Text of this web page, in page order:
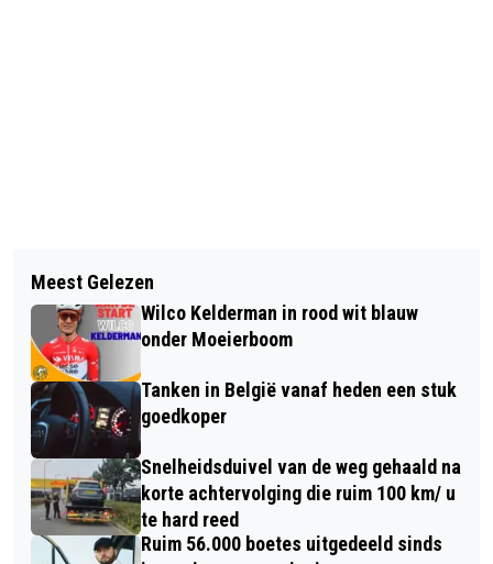
MINISTER BOEKHOLT (D66) WIL
GEMEENTES NU NIET AANSPREKEN
OP HUIZEN STATUSHOUDERS
GROTE TEKORTEN AAN LOODGIETERS
IN NOORD-BRABANT: BIJNA 10
VACATURES PER WERKZOEKENDE
Meest Gelezen
Wilco Kelderman in rood wit blauw
onder Moeierboom
Tanken in België vanaf heden een stuk
goedkoper
Snelheidsduivel van de weg gehaald na
korte achtervolging die ruim 100 km/ u
te hard reed
Ruim 56.000 boetes uitgedeeld sinds